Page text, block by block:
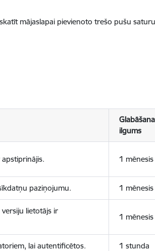
mājaslapai pievienoto trešo pušu
ilgums
1 mēnesis
paziņojumu. 1 mēnesis
lietotājs ir
1 mēnesis
lai autentificētos. 1 stunda